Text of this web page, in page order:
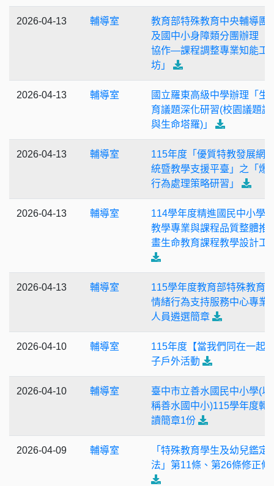
2026-04-13 輔導室
教育部特殊教育中央輔導團
及國中小身障類分團辦理「
協作—課程調整專業知能工
坊」
2026-04-13 輔導室
國立羅東高級中學辦理「生
育議題深化研習(校園議題論
與生命塔羅)」
2026-04-13 輔導室
115年度「優質特教發展網
統暨教學支援平臺」之「爆
行為處理策略研習」
2026-04-13 輔導室
114學年度精進國民中小學
教學專業與課程品質整體推
畫生命教育課程教學設計工
2026-04-13 輔導室
115學年度教育部特殊教育
情緒行為支持服務中心專業
人員遴選簡章
2026-04-10 輔導室
115年度【當我們同在一起
子戶外活動
2026-04-10 輔導室
臺中市立善水國民中小學(以
稱善水國中小)115學年度轉
讀簡章1份
2026-04-09 輔導室
「特殊教育學生及幼兒鑑定
法」第11條、第26條修正條